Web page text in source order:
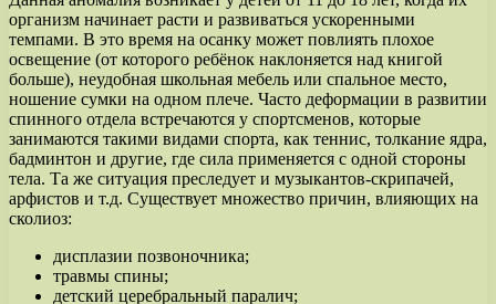
организм начинает расти и развиваться ускоренными
темпами. В это время на осанку может повлиять плохое
освещение (от которого ребёнок наклоняется над книгой
больше), неудобная школьная мебель или спальное место,
ношение сумки на одном плече. Часто деформации в развитии
спинного отдела встречаются у спортсменов, которые
занимаются такими видами спорта, как теннис, толкание ядра,
бадминтон и другие, где сила применяется с одной стороны
тела. Та же ситуация преследует и музыкантов-скрипачей,
арфистов и т.д. Существует множество причин, влияющих на
сколиоз:
дисплазии позвоночника;
травмы спины;
детский церебральный паралич;